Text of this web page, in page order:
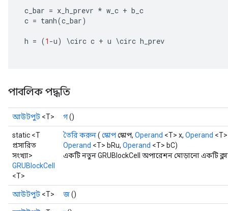
c_bar = x_h_prevr * w_c + b_c
c = tanh(c_bar)
h = (1 -u) \circ c + u \circ h_prev
পাবলিক পদ্ধতি
আউটপুট <T> গ()
static <T
প্রসারিত
সংখ্যা>
GRUBlockCell
<T>
তৈরি করুন( স্কোপস্কোপ, Operand <T> x, Operand
Operand <T> bRu, Operand <T> bC)
একটি নতুন GRUBlockCell অপারেশন মোড়ানো একটি
আউটপুট <T> জ()